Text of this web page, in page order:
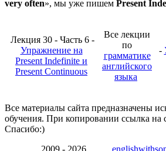
very often», мы уже пишем Present
Лекция 30 - Часть 6 -
Упражнение на
Present Indefinite и
Present Continuous
Все лекции
по
грамматике
английского
языка
-
Все материалы сайта предназначены
обучения. При копировании ссылка на
Спасибо:)
2009 - 2026